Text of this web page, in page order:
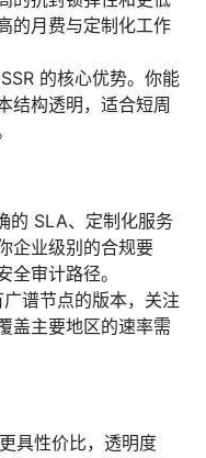
的月费与定制化工作
的核心优势。你能
结构透明，适合短周
的 SLA、定制化服务
企业级别的合规要
审计路径。
谱节点的版本，关注
盖主要地区的速率需
具性价比，透明度